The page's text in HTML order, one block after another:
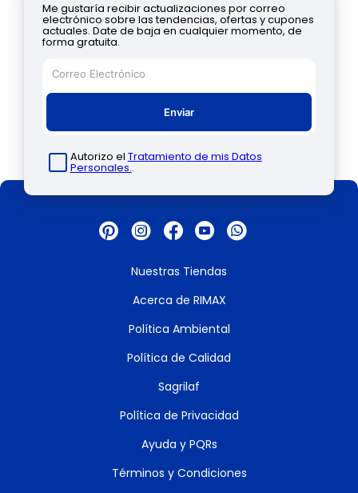
Me gustaría recibir actualizaciones por correo
electrónico sobre las tendencias, ofertas y cupones
actuales. Date de baja en cualquier momento, de
forma gratuita.
Enviar
Autorizo el Tratamiento de mis Datos
Personales..
Nuestras Tiendas
Acerca de RIMAX
Política Ambiental
Política de Calidad
Sagrilaf
Política de Privacidad
Ayuda y PQRs
Términos y Condiciones